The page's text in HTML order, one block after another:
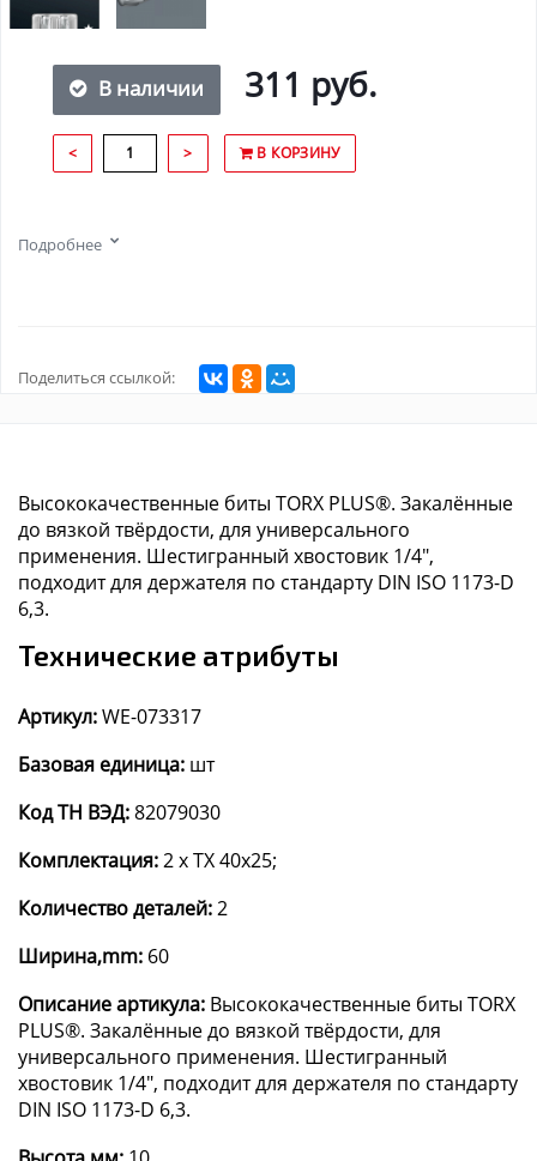
В наличии 311 руб.
< > В КОРЗИНУ
Подробнее
Поделиться ссылкой:
Высококачественные биты TORX PLUS®. Закалённые
до вязкой твёрдости, для универсального
применения. Шестигранный хвостовик 1/4",
подходит для держателя по стандарту DIN ISO 1173-D
6,3.
Технические атрибуты
Артикул:WE-073317
Базовая единица: шт
Код ТН ВЭД:82079030
Комплектация:2 x TX 40x25;
Количество деталей:2
Ширина,mm: 60
Описание артикула: Высококачественные биты TORX
PLUS®. Закалённые до вязкой твёрдости, для
универсального применения. Шестигранный
хвостовик 1/4", подходит для держателя по стандарту
DIN ISO 1173-D 6,3.